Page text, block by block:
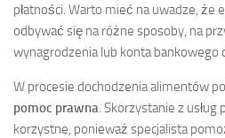
płatności. Warto mieć na uwadze, że
odbywać się na różne sposoby, na
wynagrodzenia lub konta bankowego
W procesie dochodzenia alimentów
pomoc prawna . Skorzystanie z
korzystne, ponieważ specjalista